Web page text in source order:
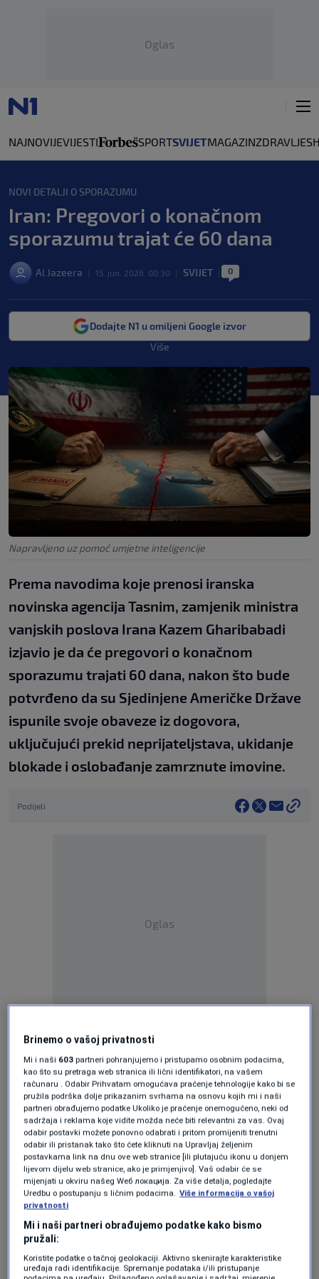
Oglas
NAJNOVIJEVIJESTI SPORTSVIJETMAGAZINZDRAVLJE
NOVI DETALJI O SPORAZUMU
Iran: Pregovori o konačnom
sporazumu trajat će 60 dana
Al Jazeera 15. jun. 2026. 00:30 SVIJET 0
Dodajte N1 u omiljeni Google izvor
Više
Napravljeno uz pomoć umjetne inteligencije
Prema navodima koje prenosi iranska
novinska agencija Tasnim, zamjenik ministra
vanjskih poslova Irana Kazem Gharibabadi
izjavio je da će pregovori o konačnom
sporazumu trajati 60 dana, nakon što bude
potvrđeno da su Sjedinjene Američke Države
ispunile svoje obaveze iz dogovora,
uključujući prekid neprijateljstava, ukidanje
blokade i oslobađanje zamrznute imovine.
Podijeli
Oglas
petak, na datum predviđen za zvaničnu
ceremoniju, održati razgovore kako bi
definirale budući okvir pregovora.
Trump potvrdio da je postignut
sporazum: Brodovi svijeta, pokrenite
motore. Neka nafta poteče!
SVIJET|14. jun.
Pakistan: Postignut sporazum SAD-a
na snagu
14. jun.
Brinemo o vašoj privatnosti
Mi i naši 603 partneri pohranjujemo i pristupamo osobnim podacima,
kao što su pretraga web stranica ili lični identifikatori, na vašem
računaru . Odabir Prihvatam omogućava praćenje tehnologije kako bi se
pružila podrška dolje prikazanim svrhama na osnovu kojih mi i naši
partneri obrađujemo podatke Ukoliko je praćenje onemogućeno, neki od
sadržaja i reklama koje vidite možda neće biti relevantni za vas. Ovaj
odabir postavki možete ponovno odabrati i pritom promijeniti trenutni
odabir ili pristanak tako što ćete kliknuti na Upravljaj željenim
postavkama link na dnu ove web stranice [ili plutajuću ikonu u donjem
lijevom dijelu web stranice, ako je primjenjivo]. Vaš odabir će se
mijenjati u okviru našeg Wеб локација. Za više detalja, pogledajte
Uredbu o postupanju s ličnim podacima. Više informacija o vašoj
privatnosti
Mi i naši partneri obrađujemo podatke kako bismo
pružali:
Koristite podatke o tačnoj geolokaciji. Aktivno skenirajte karakteristike
uređaja radi identifikacije. Spremanje podataka i/ili pristupanje